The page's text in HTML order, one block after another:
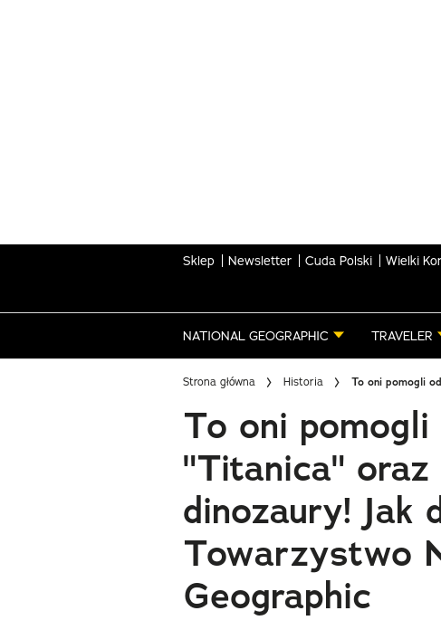
Sklep Newsletter Cuda Polski Wielki
NATIONAL GEOGRAPHIC TRAVELER
Strona główna Historia To oni pomogli
To oni
"Titanica"
dinozaury! Jak
Towarzystwo
Geographic